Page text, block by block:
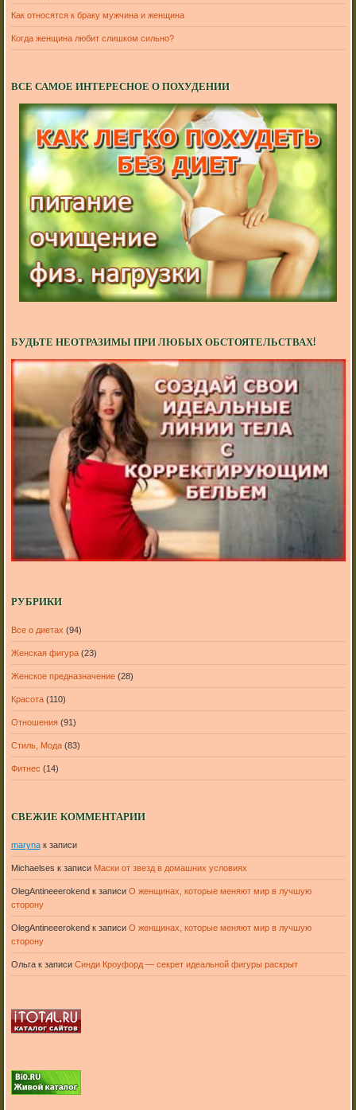
Как относятся к браку мужчина и женщина
Когда женщина любит слишком сильно?
ВСЕ САМОЕ ИНТЕРЕСНОЕ О ПОХУДЕНИИ
БУДЬТЕ НЕОТРАЗИМЫ ПРИ ЛЮБЫХ ОБСТОЯТЕЛЬСТВАХ!
РУБРИКИ
Все о диетах (94)
Женская фигура(23)
Женское предназначение(28)
Красота(110)
Отношения(91)
Стиль, Мода(83)
Фитнес (14)
СВЕЖИЕ КОММЕНТАРИИ
marynaк записи
Michaelses к записи Маски от звезд в домашних условиях
OlegAntineeerokendк записи О женщинах, которые меняют мир в лучшую
сторону
OlegAntineeerokendк записи О женщинах, которые меняют мир в лучшую
сторону
Ольгак записи Синди Кроуфорд — секрет идеальной фигуры раскрыт